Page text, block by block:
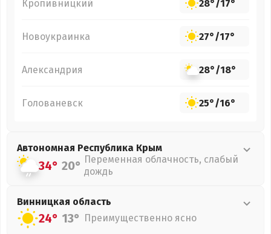
Кропивницкий 28°/17°
Новоукраинка 27°/17°
Александрия 28°/18°
Голованевск 25°/16°
Автономная Республика Крым
34° 20° Переменная облачность, слабый
дождь
Винницкая область
24° 13° Преимущественно ясно